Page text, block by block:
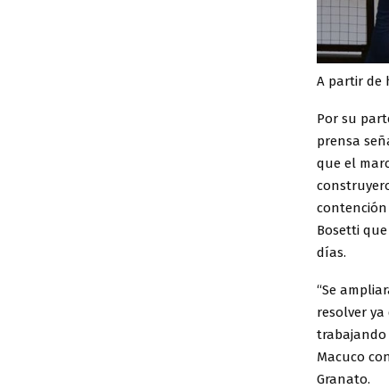
A partir de
Por su
prensa
que el
contención
Bosetti
días.
“Se
resolver
trabajando
Macuco
Granato.